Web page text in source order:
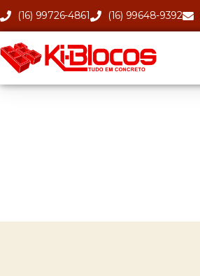
(16) 99726-4861 (16) 99648-9392